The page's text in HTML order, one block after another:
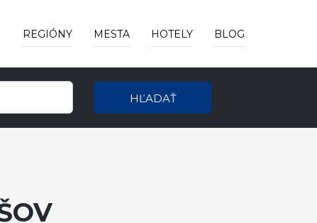
REGIÓNY MESTA HOTELY BLOG
HĽADAŤ